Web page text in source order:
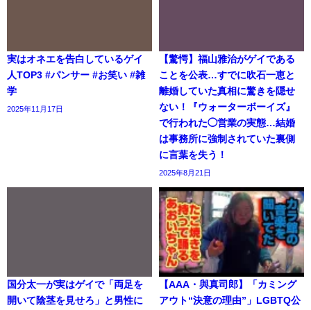
実はオネエを告白しているゲイ
人TOP3 #パンサー #お笑い #雑
学
2025年11月17日
【驚愕】福山雅治がゲイである
ことを公表…すでに吹石一恵と
離婚していた真相に驚きを隠せ
ない！『ウォーターボーイズ』
で行われた◯営業の実態…結婚
は事務所に強制されていた裏側
に言葉を失う！
2025年8月21日
国分太一が実はゲイで「両足を
開いて陰茎を見せろ」と男性に
【AAA・與真司郎】「カミング
アウト“決意の理由”」LGBTQ公